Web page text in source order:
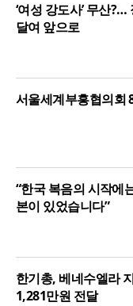
‘여성 강도사’ 무산
달여 앞으로
서울세계부흥협의회
“한국 복음의 시작에
본이 있었습니다”
한기총, 베네수엘라
1,281만원 전달